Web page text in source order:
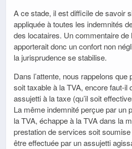
A ce stade, il est difficile de savoir
appliquée à toutes les indemnités
des locataires. Un commentaire de
apporterait donc un confort non
la jurisprudence se stabilise.
Dans l’attente, nous rappelons que
soit taxable à la TVA, encore faut-il
assujetti à la taxe (qu’il soit
La même indemnité perçue par un
la TVA, échappe à la TVA dans la
prestation de services soit
être effectuée par un assujetti